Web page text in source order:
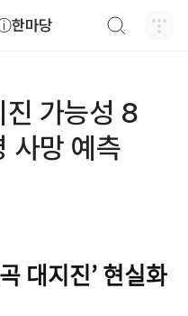
한마당
가능성 8
망 예측
대지진’ 현실화